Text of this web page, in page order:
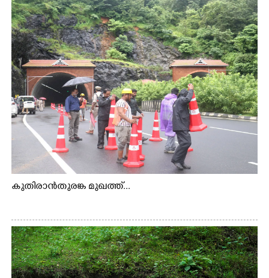
കുതിരാൻതുരങ്ക മുഖത്ത്...